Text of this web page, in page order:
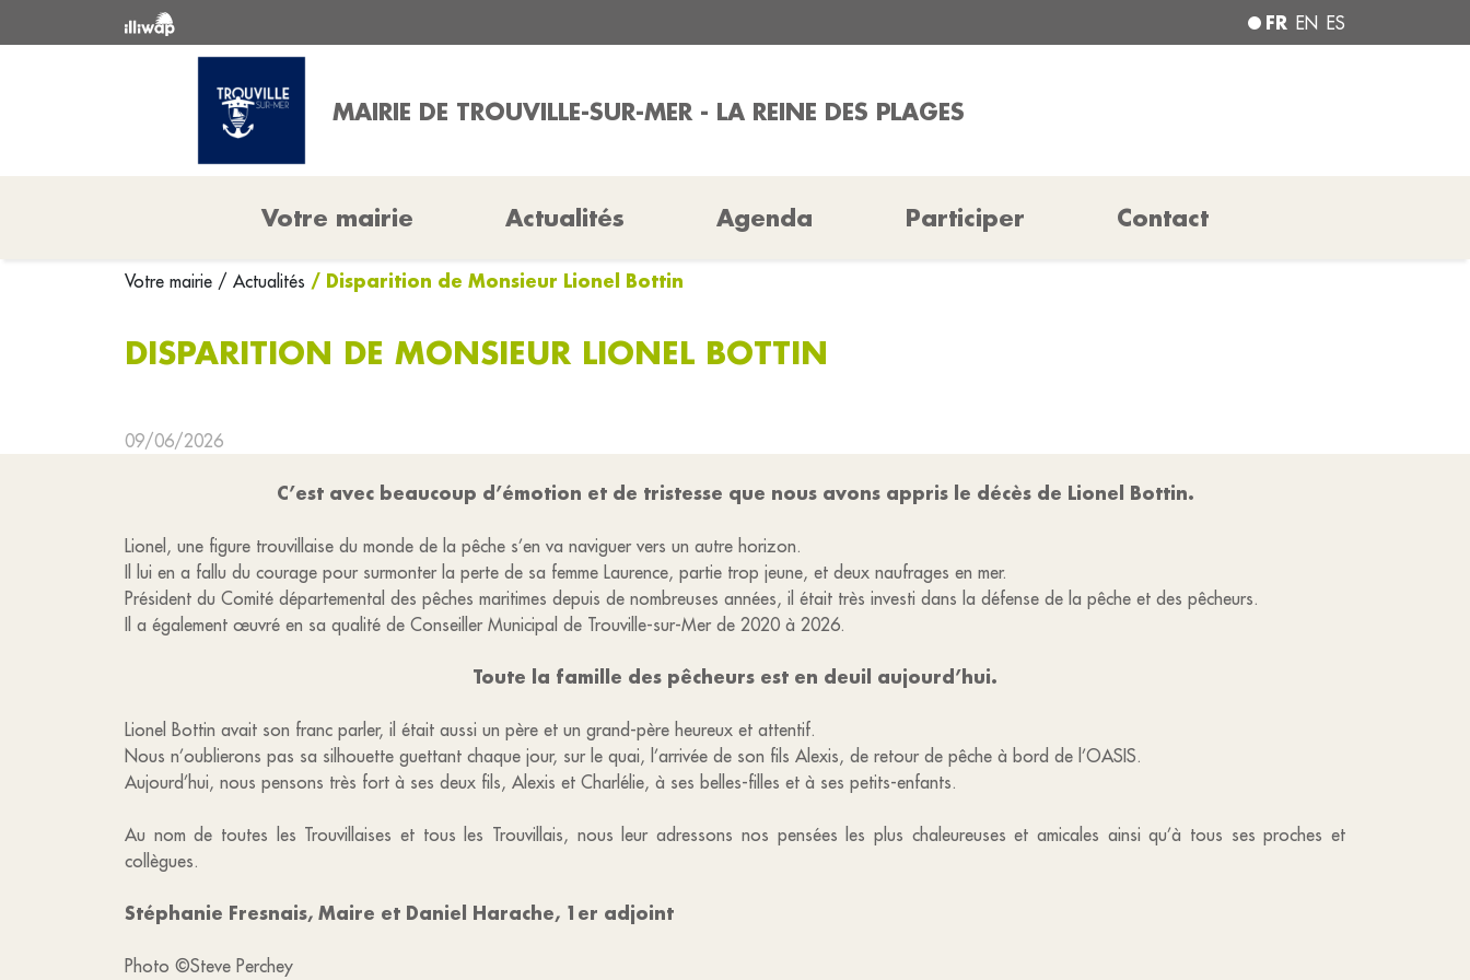
FR EN ES
MAIRIE DE TROUVILLE-SUR-MER - LA REINE DES PLAGES
Votre mairie Actualités Agenda Participer Contact
Votre mairie / Actualités / Disparition de Monsieur Lionel Bottin
DISPARITION DE MONSIEUR LIONEL BOTTIN
09/06/2026
C’est avec beaucoup d’émotion et de tristesse que nous avons appris le décès de Lionel Bottin.
Lionel, une figure trouvillaise du monde de la pêche s’en va naviguer vers un autre horizon.
Il lui en a fallu du courage pour surmonter la perte de sa femme Laurence, partie trop jeune, et deux naufrages en mer.
Président du Comité départemental des pêches maritimes depuis de nombreuses années, il était très investi dans la défense de la pêche et des pêcheurs.
Il a également œuvré en sa qualité de Conseiller Municipal de Trouville-sur-Mer de 2020 à 2026.
Toute la famille des pêcheurs est en deuil aujourd’hui.
Lionel Bottin avait son franc parler, il était aussi un père et un grand-père heureux et attentif.
Nous n’oublierons pas sa silhouette guettant chaque jour, sur le quai, l’arrivée de son fils Alexis, de retour de pêche à bord de l’OASIS.
Aujourd’hui, nous pensons très fort à ses deux fils, Alexis et Charlélie, à ses belles-filles et à ses petits-enfants.
Au nom de toutes les Trouvillaises et tous les Trouvillais, nous leur adressons nos pensées les plus chaleureuses et amicales ainsi qu’à tous ses proches et
collègues.
Stéphanie Fresnais, Maire et Daniel Harache, 1er adjoint
Photo ©️Steve Perchey